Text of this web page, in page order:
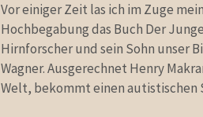
Vor einiger Zeit las ich im Zuge
Hochbegabung das Buch Der
Hirnforscher und sein Sohn unser
Wagner. Ausgerechnet Henry
Welt, bekommt einen autistischen